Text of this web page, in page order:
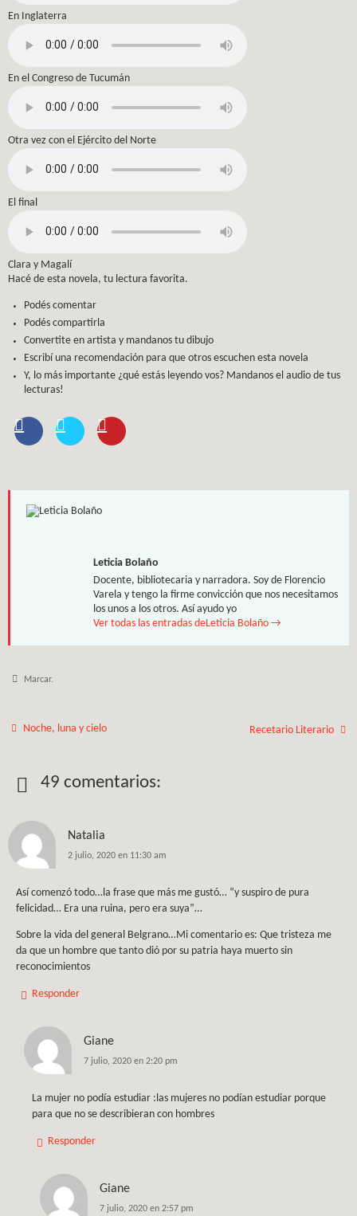
En Inglaterra
En el Congreso de Tucumán
Otra vez con el Ejército del Norte
El final
Clara y Magalí
Hacé de esta novela, tu lectura favorita.
Podés comentar
Podés compartirla
Convertite en artista y mandanos tu dibujo
Escribí una recomendación para que otros escuchen esta novela
Y, lo más importante ¿qué estás leyendo vos? Mandanos el audio de tus
lecturas!
Leticia Bolaño
Docente, bibliotecaria y narradora. Soy de Florencio
Varela y tengo la firme convicción que nos necesitamos
los unos a los otros. Así ayudo yo
Ver todas las entradas deLeticia Bolaño →
Marcar.
Noche, luna y cielo Recetario Literario
49 comentarios:
Natalia
2 julio, 2020 en 11:30 am
Así comenzó todo…la frase que más me gustó… “y suspiro de pura
felicidad… Era una ruina, pero era suya”…
Sobre la vida del general Belgrano…Mi comentario es: Que tristeza me
da que un hombre que tanto dió por su patria haya muerto sin
reconocimientos
Responder
Giane
7 julio, 2020 en 2:20 pm
La mujer no podía estudiar :las mujeres no podían estudiar porque
para que no se describieran con hombres
Responder
Giane
7 julio, 2020 en 2:57 pm